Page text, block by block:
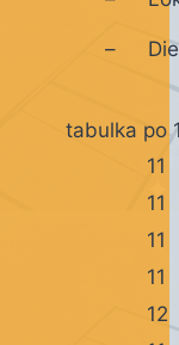
–
tabulka po
11
11
11
11
12